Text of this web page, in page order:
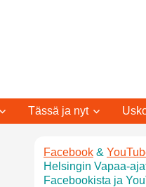
Tässä ja nyt
Facebook &
Helsingin Vapaa-
Facebookista ja